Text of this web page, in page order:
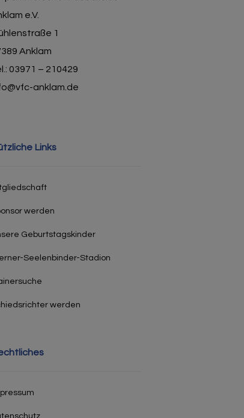
e.V.
1
Anklam
03971 – 210429
anklam.de
Links
werden
Geburtstagskinder
Seelenbinder-Stadion
werden